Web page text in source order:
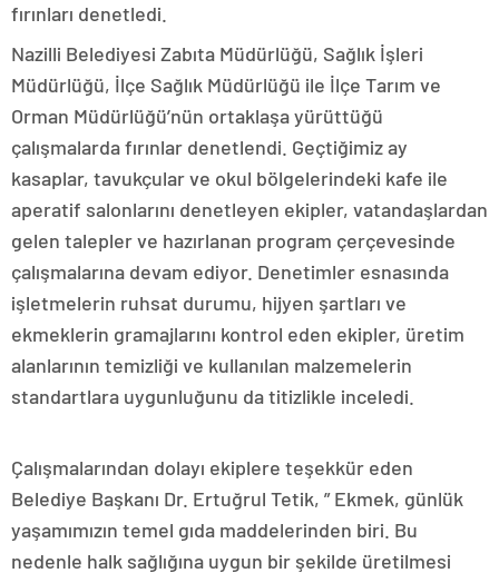
fırınları denetledi.
Nazilli Belediyesi Zabıta Müdürlüğü, Sağlık İşleri
Müdürlüğü, İlçe Sağlık Müdürlüğü ile İlçe Tarım ve
Orman Müdürlüğü’nün ortaklaşa yürüttüğü
çalışmalarda fırınlar denetlendi. Geçtiğimiz ay
kasaplar, tavukçular ve okul bölgelerindeki kafe ile
aperatif salonlarını denetleyen ekipler, vatandaşlardan
gelen talepler ve hazırlanan program çerçevesinde
çalışmalarına devam ediyor. Denetimler esnasında
işletmelerin ruhsat durumu, hijyen şartları ve
ekmeklerin gramajlarını kontrol eden ekipler, üretim
alanlarının temizliği ve kullanılan malzemelerin
standartlara uygunluğunu da titizlikle inceledi.
Çalışmalarından dolayı ekiplere teşekkür eden
Belediye Başkanı Dr. Ertuğrul Tetik, ” Ekmek, günlük
yaşamımızın temel gıda maddelerinden biri. Bu
nedenle halk sağlığına uygun bir şekilde üretilmesi